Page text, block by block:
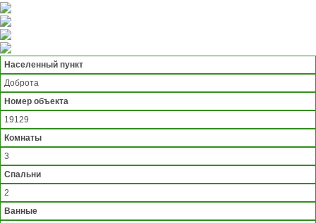
Населенный пункт
Доброта
Номер объекта
19129
Комнаты
3
Спальни
2
Ванные